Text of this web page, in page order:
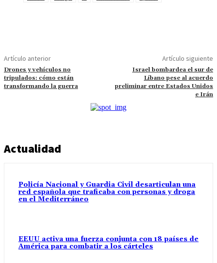
Artículo anterior
Drones y vehículos no
tripulados: cómo están
transformando la guerra
Artículo siguiente
Israel bombardea el sur de
Líbano pese al acuerdo
preliminar entre Estados Unidos
e Irán
Actualidad
Policía Nacional y Guardia Civil desarticulan una
red española que traficaba con personas y droga
en el Mediterráneo
EEUU activa una fuerza conjunta con 18 países de
América para combatir a los cárteles